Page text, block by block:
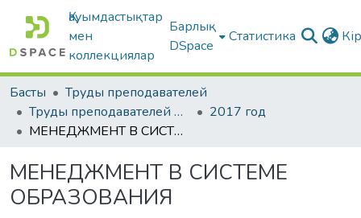
Қауымдастықтар
мен
коллекциялар
Барлық
DSpace
Статистика
Басты
Труды преподавателей
Труды преподавателей на русском языке
2017 год
МЕНЕДЖМЕНТ В СИСТЕМЕ ОБРАЗОВАНИЯ
МЕНЕДЖМЕНТ В СИСТЕМЕ
ОБРАЗОВАНИЯ